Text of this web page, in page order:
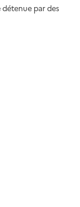
par des